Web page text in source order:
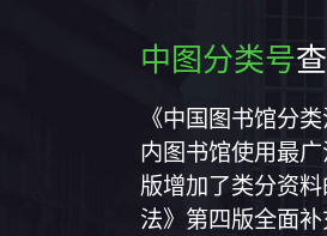
中图分类号
《中国图书馆分
内图书馆使用最
版增加了类分资
法》第四版全面